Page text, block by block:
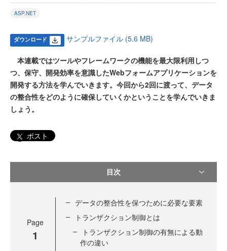
ASP.NET
ダウンロード サンプルファイル (5.6 MB)
本連載ではツールやフレームワークの機能を最大限利用しつ
つ、保守、開発効率を意識したWebフォームアプリケーションを
開発する方法を学んでいきます。今回から2回に渡って、データ
の整合性をどのように確保していくかということを学んでいきま
しょう。
ポスト
目次
Page
1
データの整合性を保つために必要な要素
トランザクション制御とは
トランザクション制御の有無による動
作の違い